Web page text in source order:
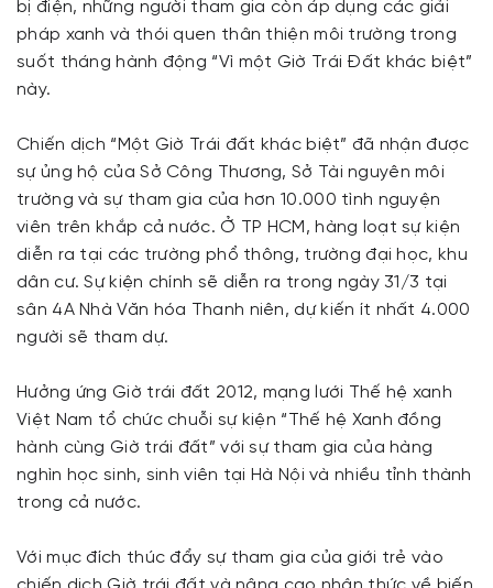
bị điện, những người tham gia còn áp dụng các giải
pháp xanh và thói quen thân thiện môi trường trong
suốt tháng hành động “Vì một Giờ Trái Đất khác biệt”
này.
Chiến dịch “Một Giờ Trái đất khác biệt” đã nhận được
sự ủng hộ của Sở Công Thương, Sở Tài nguyên môi
trường và sự tham gia của hơn 10.000 tình nguyện
viên trên khắp cả nước. Ở TP HCM, hàng loạt sự kiện
diễn ra tại các trường phổ thông, trường đại học, khu
dân cư. Sự kiện chính sẽ diễn ra trong ngày 31/3 tại
sân 4A Nhà Văn hóa Thanh niên, dự kiến ít nhất 4.000
người sẽ tham dự.
Hưởng ứng Giờ trái đất 2012, mạng lưới Thế hệ xanh
Việt Nam tổ chức chuỗi sự kiện “Thế hệ Xanh đồng
hành cùng Giờ trái đất” với sự tham gia của hàng
nghìn học sinh, sinh viên tại Hà Nội và nhiều tỉnh thành
trong cả nước.
Với mục đích thúc đẩy sự tham gia của giới trẻ vào